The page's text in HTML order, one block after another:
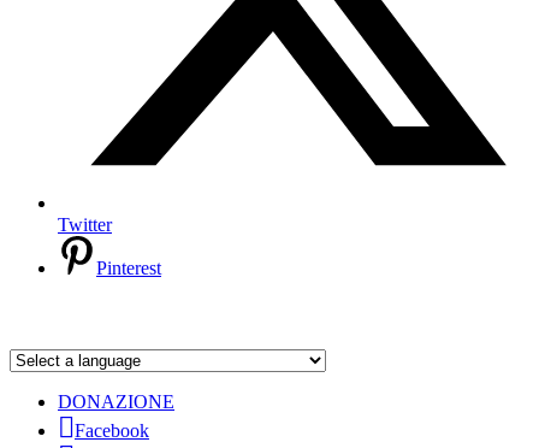
Twitter
Pinterest
DONAZIONE
Facebook